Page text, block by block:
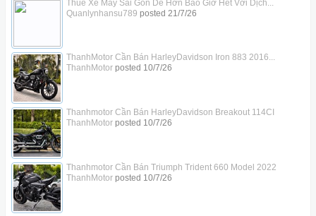
Thuê Xe Máy Sài Gòn Dễ Hơn Bao Giờ Hết Với Dịch...
Quanlynhansu789 posted 21/7/26
ThanhMotor Cần Bán HarleyDavidson Iron 883 2016...
ThanhMotorposted 10/7/26
Thanhmotor Cần Bán HarleyDavidson Breakout 114CI
ThanhMotorposted 10/7/26
Thanhmotor Cần Bán Triumph Trident 660 Model 2022
ThanhMotorposted 10/7/26